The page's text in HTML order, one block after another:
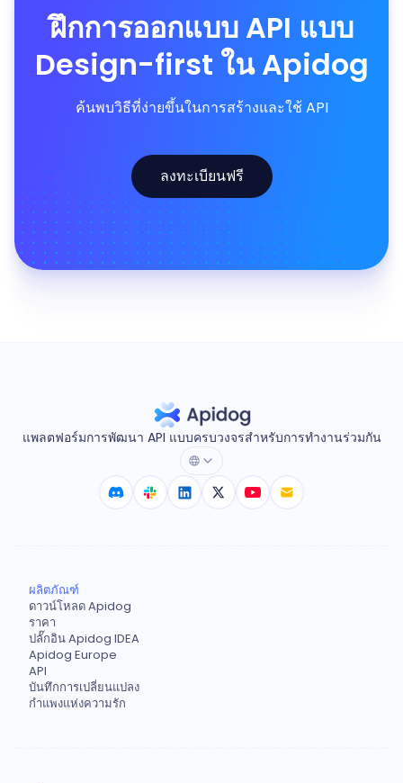
ฝึกการออกแบบ API แบบ
Design-first ใน Apidog
ค้นพบวิธีที่ง่ายขึ้นในการสร้างและใช้ API
ลงทะเบียนฟรี
แพลตฟอร์มการพัฒนา API แบบครบวงจรสำหรับการทำงานร่วมกัน
ผลิตภัณฑ์
ดาวน์โหลด Apidog
ราคา
ปลั๊กอิน Apidog IDEA
Apidog Europe
API
บันทึกการเปลี่ยนแปลง
กำแพงแห่งความรัก